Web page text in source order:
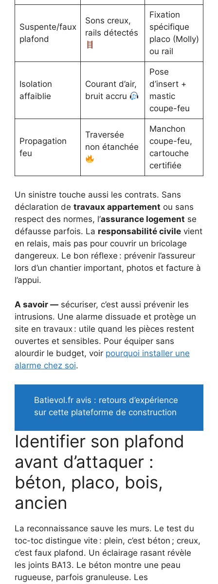
Suspente/faux
plafond
Sons creux,
rails détectés
Fixation
spécifique
placo (Molly)
ou rail
Isolation
affaiblie
Courant d’air,
bruit accru
Pose
d’insert +
mastic
coupe-feu
Propagation
feu
Traversée
non étanchée
Manchon
coupe-feu,
cartouche
certifiée
Un sinistre touche aussi les contrats. Sans
déclaration de travaux appartement ou sans
respect des normes, l’assurance logement se
défausse parfois. La responsabilité civile vient
en relais, mais pas pour couvrir un bricolage
dangereux. Le bon réflexe : prévenir l’assureur
lors d’un chantier important, photos et facture à
l’appui.
A savoir — sécuriser, c’est aussi prévenir les
intrusions. Une alarme dissuade et protège un
site en travaux : utile quand les pièces restent
ouvertes et sensibles. Pour équiper sans
alourdir le budget, voir pourquoi installer une
alarme chez soi.
Batievol.fr avis : retours d’expérience
sur cette plateforme de construction
Identifier son plafond
avant d’attaquer :
béton, placo, bois,
ancien
La reconnaissance sauve les murs. Le test du
toc-toc distingue vite : plein, c’est béton ; creux,
c’est faux plafond. Un éclairage rasant révèle
les joints BA13. Le béton montre une peau
rugueuse, parfois granuleuse. Les